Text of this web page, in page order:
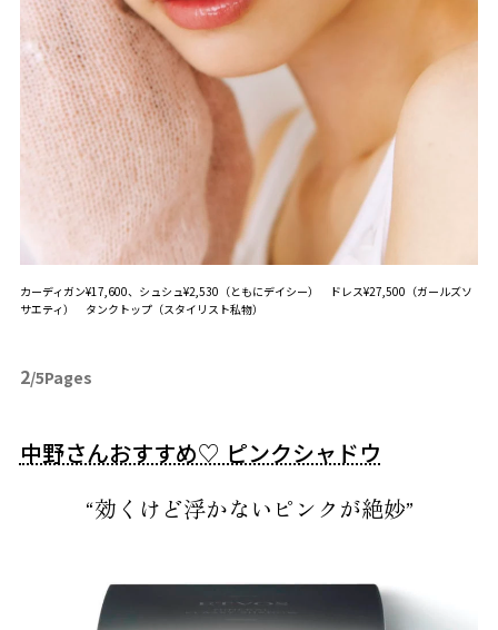
カーディガン¥17,600、シュシュ¥2,530（ともにデイシー） ドレス¥27,500（ガールズソ
サエティ） タンクトップ（スタイリスト私物）
2/5Pages
中野さんおすすめ♡ ピンクシャドウ
“効くけど浮かないピンクが絶妙”